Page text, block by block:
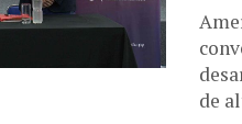
de